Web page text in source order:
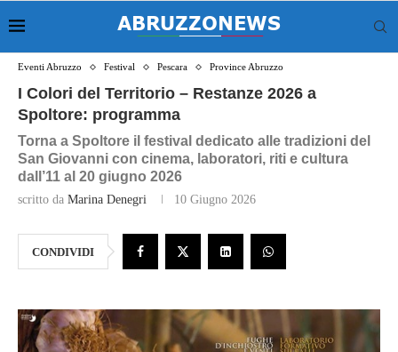
Eventi Abruzzo Festival Pescara Province Abruzzo
I Colori del Territorio – Restanze 2026 a
Spoltore: programma
Torna a Spoltore il festival dedicato alle tradizioni del
San Giovanni con cinema, laboratori, riti e cultura
dall’11 al 20 giugno 2026
scritto da Marina Denegri 10 Giugno 2026
CONDIVIDI